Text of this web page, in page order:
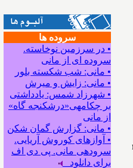
سروده ها
• در سرزمین نوخاسته.
سروده ای از مانی
• مانی: شب شکسته بلور
• مانی: زایش و میرش
• شهرزاد شمس: یادداشتی
بر چکامه‍ی«درشکنجه گاه»
از مانی
• مانی: گزارش گمان شکن
• آوازهای کوروش آریایی.
سروده‍ی مانی. پی دی اف
برای دانلود